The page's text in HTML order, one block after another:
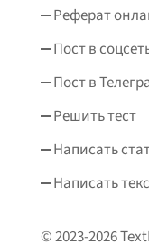
Реферат
Пост в
Пост в
Решить тест
Написать
Написать
© 2023-2026